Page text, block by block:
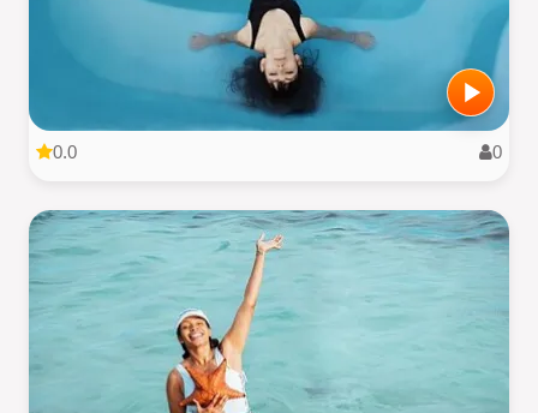
0.0 0